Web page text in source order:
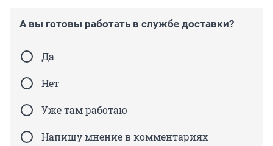
А вы готовы работать в службе доставки?
Да
Нет
Уже там работаю
Напишу мнение в комментариях